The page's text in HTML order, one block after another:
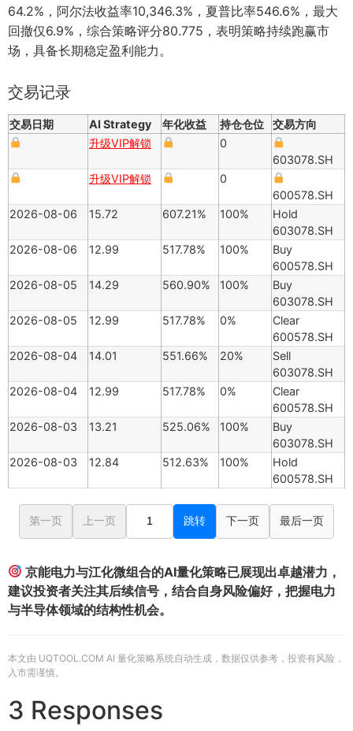
64.2%，阿尔法收益率10,346.3%，夏普比率546.6%，最大
回撤仅6.9%，综合策略评分80.775，表明策略持续跑赢市
场，具备长期稳定盈利能力。
交易记录
交易日期 AI Strategy 年化收益 持仓仓位
交易方向
升级VIP解锁
0
603078.SH
升级VIP解锁
0
600578.SH
2026-08-06
15.72 607.21% 100%
Hold
603078.SH
2026-08-06
12.99 517.78% 100%
Buy
600578.SH
2026-08-05
14.29 560.90% 100%
Buy
603078.SH
2026-08-05
12.99 517.78% 0%
Clear
600578.SH
2026-08-04
14.01 551.66% 20%
Sell
603078.SH
2026-08-04
12.99 517.78% 0%
Clear
600578.SH
2026-08-03
13.21 525.06% 100%
Buy
603078.SH
2026-08-03
12.84 512.63% 100%
Hold
600578.SH
第一页 上一页 跳转 下一页 最后一页
京能电力与江化微组合的AI量化策略已展现出卓越潜力，
建议投资者关注其后续信号，结合自身风险偏好，把握电力
与半导体领域的结构性机会。
本文由 UQTOOL.COM AI 量化策略系统自动生成，数据仅供参考，投资有风险，
入市需谨慎。
3 Responses